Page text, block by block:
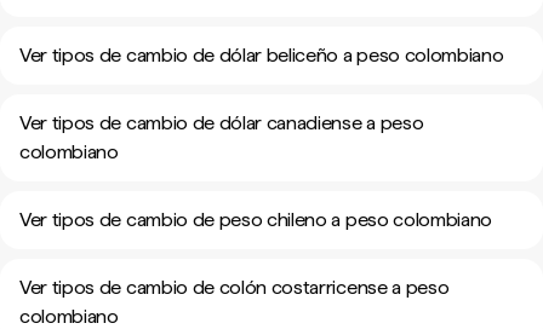
Ver tipos de cambio de dólar beliceño a peso colombiano
Ver tipos de cambio de dólar canadiense a peso
colombiano
Ver tipos de cambio de peso chileno a peso colombiano
Ver tipos de cambio de colón costarricense a peso
colombiano